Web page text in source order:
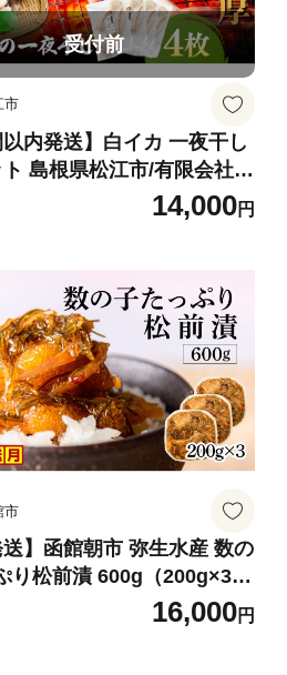
受付前
市
以内発送】白イカ 一夜干し
島根県松江市/有限会社ヤ
｜冷凍 おつまみ 国産 海鮮
14,000円
市
送】函館朝市 弥生水産 数の
り松前漬 600g（200g×3パ
べる発送月 オリジナル 秘
厳選 サイズ大 ふんだん 数
16,000円